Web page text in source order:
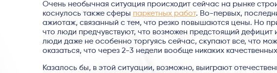
Очень необычная ситуация происходит сейчас на рынке
коснулось также сферы паркетных работ. Во-первых,
ажиотаж, связанный с тем, что резко повышаются цены. Но
что люди предчувствуют, что возможен предстоящий
люди даже не особенно торгуясь сейчас, скупают все, что
оказаться, что через 2-3 недели вообще никаких
Казалось бы, в этой ситуации, возможно, выиграют